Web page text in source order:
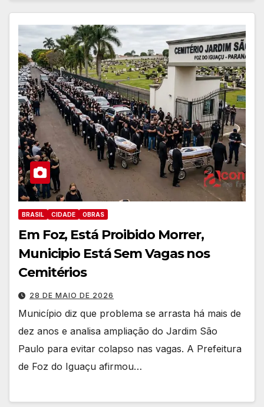
BRASIL CIDADE OBRAS
Em Foz, Está Proibido Morrer,
Municipio Está Sem Vagas nos
Cemitérios
28 DE MAIO DE 2026
Município diz que problema se arrasta há mais de
dez anos e analisa ampliação do Jardim São
Paulo para evitar colapso nas vagas. A Prefeitura
de Foz do Iguaçu afirmou…